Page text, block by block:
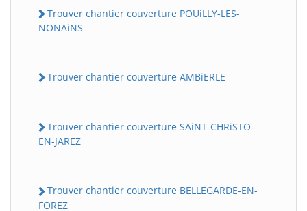
Trouver chantier couverture POUiLLY-LES-
NONAiNS
Trouver chantier couverture AMBiERLE
Trouver chantier couverture SAiNT-CHRiSTO-
EN-JAREZ
Trouver chantier couverture BELLEGARDE-EN-
FOREZ